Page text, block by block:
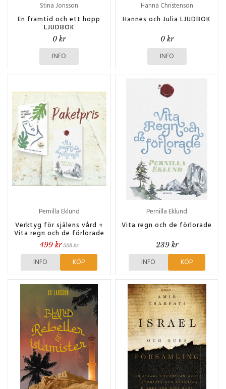
Stina Jonsson
En framtid och ett hopp
LJUDBOK
0 kr
INFO
Hanna Christenson
Hannes och Julia LJUDBOK
0 kr
INFO
Pernilla Eklund
Verktyg för själens vård +
Vita regn och de förlorade
499 kr 568 kr
INFO KÖP
Pernilla Eklund
Vita regn och de förlorade
239 kr
INFO KÖP